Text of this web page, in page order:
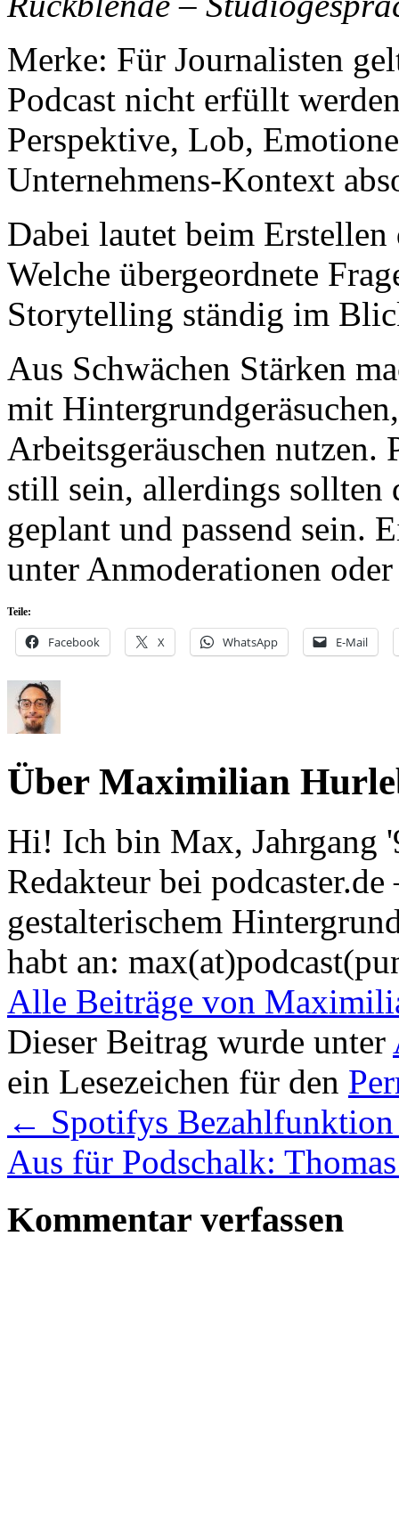
Merke: Für Journalisten
Podcast nicht erfüllt
Perspektive, Lob,
Unternehmens-Kontext
Dabei lautet beim
Welche übergeordnete
Storytelling ständig im
Aus Schwächen Stärken
mit
Arbeitsgeräuschen nutzen.
still sein, allerdings sollten
geplant und passend sein.
unter Anmoderationen
Teile:
Facebook X WhatsApp E-Mail
Über Maximilian
Hi! Ich bin Max, Jahrgang
Redakteur bei
gestalterischem
habt an:
Alle Beiträge von
Dieser Beitrag wurde unter
ein Lesezeichen für den
← Spotifys
Aus für Podschalk:
Kommentar verfassen